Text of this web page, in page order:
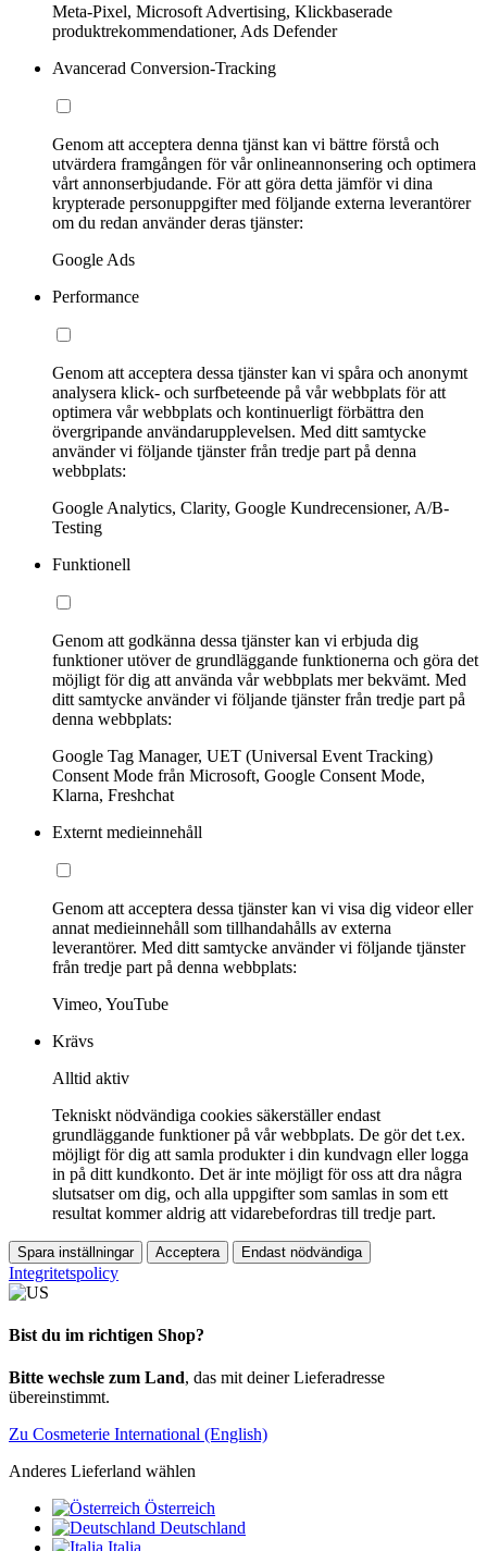
Meta-Pixel, Microsoft Advertising, Klickbaserade
produktrekommendationer, Ads Defender
Avancerad Conversion-Tracking
Genom att acceptera denna tjänst kan vi bättre förstå och
utvärdera framgången för vår onlineannonsering och optimera
vårt annonserbjudande. För att göra detta jämför vi dina
krypterade personuppgifter med följande externa leverantörer
om du redan använder deras tjänster:
Google Ads
Performance
Genom att acceptera dessa tjänster kan vi spåra och anonymt
analysera klick- och surfbeteende på vår webbplats för att
optimera vår webbplats och kontinuerligt förbättra den
övergripande användarupplevelsen. Med ditt samtycke
använder vi följande tjänster från tredje part på denna
webbplats:
Google Analytics, Clarity, Google Kundrecensioner, A/B-
Testing
Funktionell
Genom att godkänna dessa tjänster kan vi erbjuda dig
funktioner utöver de grundläggande funktionerna och göra det
möjligt för dig att använda vår webbplats mer bekvämt. Med
ditt samtycke använder vi följande tjänster från tredje part på
denna webbplats:
Google Tag Manager, UET (Universal Event Tracking)
Consent Mode från Microsoft, Google Consent Mode,
Klarna, Freshchat
Externt medieinnehåll
Genom att acceptera dessa tjänster kan vi visa dig videor eller
annat medieinnehåll som tillhandahålls av externa
leverantörer. Med ditt samtycke använder vi följande tjänster
från tredje part på denna webbplats:
Vimeo, YouTube
Krävs
Alltid aktiv
Tekniskt nödvändiga cookies säkerställer endast
grundläggande funktioner på vår webbplats. De gör det t.ex.
möjligt för dig att samla produkter i din kundvagn eller logga
in på ditt kundkonto. Det är inte möjligt för oss att dra några
slutsatser om dig, och alla uppgifter som samlas in som ett
resultat kommer aldrig att vidarebefordras till tredje part.
Spara inställningar Acceptera Endast nödvändiga
Integritetspolicy
Bist du im richtigen Shop?
Bitte wechsle zum Land, das mit deiner Lieferadresse
übereinstimmt.
Zu Cosmeterie International (English)
Anderes Lieferland wählen
Österreich
Deutschland